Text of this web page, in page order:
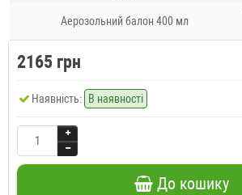
Аерозольний балон 400 мл
2165 грн
Наявність: В наявності
До кошику